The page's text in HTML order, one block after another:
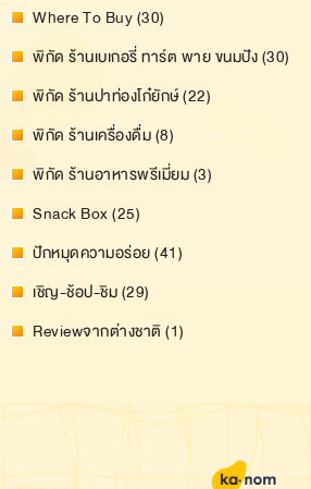
Where To Buy (30)
พิกัด ร้านเบเกอรี่ ทาร์ต พาย ขนมปัง (30)
พิกัด ร้านปาท่องโก๋ยักษ์ (22)
พิกัด ร้านเครื่องดื่ม (8)
พิกัด ร้านอาหารพรีเมี่ยม (3)
Snack Box (25)
ปักหมุดความอร่อย (41)
เชิญ-ช้อป-ชิม (29)
Reviewจากต่างชาติ (1)